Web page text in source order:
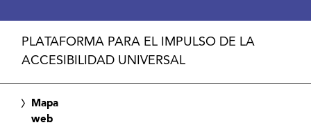
PLATAFORMA PARA EL IMPULSO DE LA
ACCESIBILIDAD UNIVERSAL
Mapa
web